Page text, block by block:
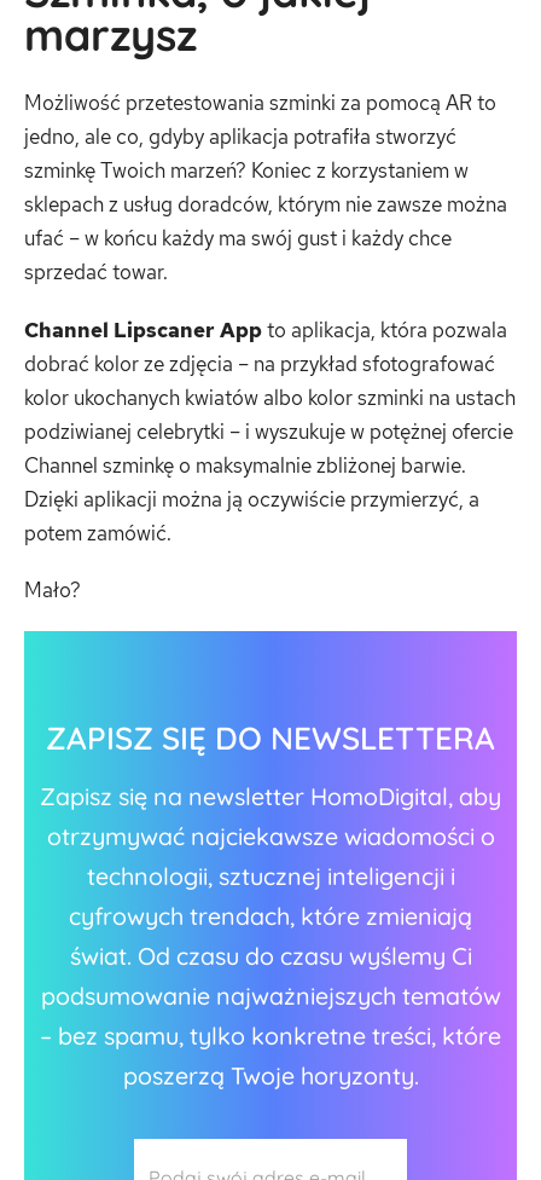
marzysz
Możliwość przetestowania szminki za pomocą AR to
jedno, ale co, gdyby aplikacja potrafiła stworzyć
szminkę Twoich marzeń? Koniec z korzystaniem w
sklepach z usług doradców, którym nie zawsze można
ufać – w końcu każdy ma swój gust i każdy chce
sprzedać towar.
Channel Lipscaner Appto aplikacja, która pozwala
dobrać kolor ze zdjęcia – na przykład sfotografować
kolor ukochanych kwiatów albo kolor szminki na ustach
podziwianej celebrytki – i wyszukuje w potężnej ofercie
Channel szminkę o maksymalnie zbliżonej barwie.
Dzięki aplikacji można ją oczywiście przymierzyć, a
potem zamówić.
Mało?
ZAPISZ SIĘ DO NEWSLETTERA
Zapisz się na newsletter HomoDigital, aby
otrzymywać najciekawsze wiadomości o
technologii, sztucznej inteligencji i
cyfrowych trendach, które zmieniają
świat. Od czasu do czasu wyślemy Ci
podsumowanie najważniejszych tematów
– bez spamu, tylko konkretne treści, które
poszerzą Twoje horyzonty.